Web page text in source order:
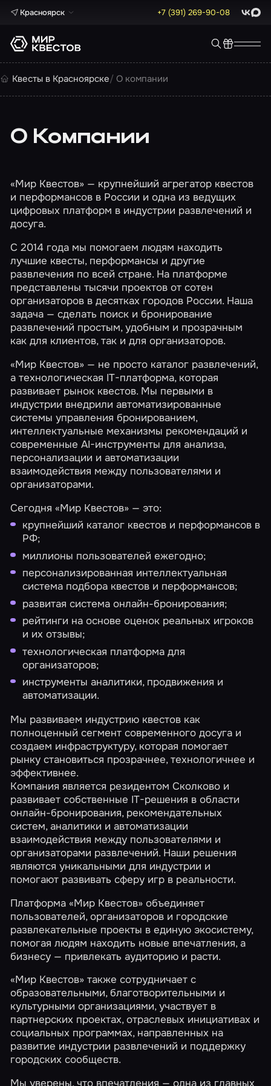
Красноярск +7 (391) 269-90-08 Max
Квесты в Красноярске О компании
О Компании
«Мир Квестов» — крупнейший агрегатор квестов
и перформансов в России и одна из ведущих
цифровых платформ в индустрии развлечений и
досуга.
С 2014 года мы помогаем людям находить
лучшие квесты, перформансы и другие
развлечения по всей стране. На платформе
представлены тысячи проектов от сотен
организаторов в десятках городов России. Наша
задача — сделать поиск и бронирование
развлечений простым, удобным и прозрачным
как для клиентов, так и для организаторов.
«Мир Квестов» — не просто каталог развлечений,
а технологическая IT-платформа, которая
развивает рынок квестов. Мы первыми в
индустрии внедрили автоматизированные
системы управления бронированием,
интеллектуальные механизмы рекомендаций и
современные AI-инструменты для анализа,
персонализации и автоматизации
взаимодействия между пользователями и
организаторами.
Сегодня «Мир Квестов» — это:
крупнейший каталог квестов и перформансов в
РФ;
миллионы пользователей ежегодно;
персонализированная интеллектуальная
система подбора квестов и перформансов;
развитая система онлайн-бронирования;
рейтинги на основе оценок реальных игроков
и их отзывы;
технологическая платформа для
организаторов;
инструменты аналитики, продвижения и
автоматизации.
Мы развиваем индустрию квестов как
полноценный сегмент современного досуга и
создаем инфраструктуру, которая помогает
рынку становиться прозрачнее, технологичнее и
эффективнее.
Компания является резидентом Сколково и
развивает собственные IT-решения в области
онлайн-бронирования, рекомендательных
систем, аналитики и автоматизации
взаимодействия между пользователями и
организаторами развлечений. Наши решения
являются уникальными для индустрии и
помогают развивать сферу игр в реальности.
Платформа «Мир Квестов» объединяет
пользователей, организаторов и городские
развлекательные проекты в единую экосистему,
помогая людям находить новые впечатления, а
бизнесу — привлекать аудиторию и расти.
«Мир Квестов» также сотрудничает с
образовательными, благотворительными и
культурными организациями, участвует в
партнерских проектах, отраслевых инициативах и
социальных программах, направленных на
развитие индустрии развлечений и поддержку
городских сообществ.
Мы уверены, что впечатления — одна из главных